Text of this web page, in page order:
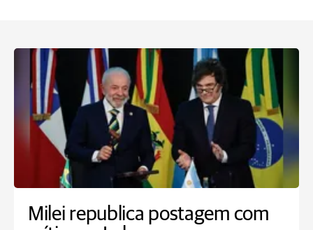
Milei republica postagem com